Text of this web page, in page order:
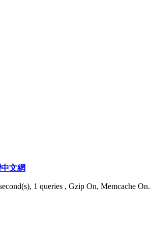
文網
1 queries , Gzip On, Memcache On.